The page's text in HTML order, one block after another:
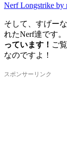
Nerf Longstrike by
そして、すげー
れたNerf達です。
っています！ ご
なのですよ！